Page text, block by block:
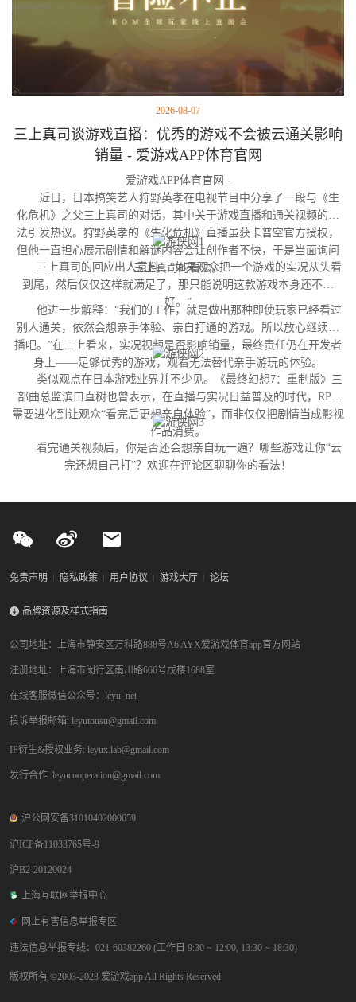
2026-08-07
三上真司谈游戏直播：优秀的游戏不会被云通关影响
销量 - 爱游戏APP体育官网
爱游戏APP体育官网 -
近日，日本搞笑艺人狩野英孝在电视节目中分享了一段与《生
化危机》之父三上真司的对话，其中关于游戏直播和通关视频的看
法引发热议。狩野英孝的《生化危机》直播虽获卡普空官方授权，
但他一直担心展示剧情和解谜内容会让创作者不快，于是当面询问
三上真司的看法。
三上真司的回应出人意料：“如果观众把一个游戏的实况从头看
到尾，然后仅仅这样就满足了，那只能说明这款游戏本身还不够
好。”
他进一步解释：“我们的工作，就是做出那种即使玩家已经看过
别人通关，依然会想亲手体验、亲自打通的游戏。所以放心继续直
播吧。”在三上看来，实况视频是否影响销量，最终责任仍在开发者
身上——足够优秀的游戏，观看无法替代亲手游玩的体验。
类似观点在日本游戏业界并不少见。《最终幻想7：重制版》三
部曲总监滨口直树也曾表示，在直播与实况日益普及的时代，RPG
需要进化到让观众“看完后更想亲自体验”，而非仅仅把剧情当成影视
作品消费。
看完通关视频后，你是否还会想亲自玩一遍？哪些游戏让你“云
完还想自己打”？欢迎在评论区聊聊你的看法！
免责声明 隐私政策 用户协议 游戏大厅 论坛
品牌资源及样式指南
公司地址：上海市静安区万科路888号A6 AYX爱游戏体育app官方网站
注册地址：上海市闵行区南川路666号戊楼1688室
在线客服微信公众号：leyu_net
投诉举报邮箱: leyutousu@gmail.com
IP衍生&授权业务: leyux.lab@gmail.com
发行合作: leyucooperation@gmail.com
沪公网安备31010402000659
沪ICP备11033765号-9
沪B2-20120024
上海互联网举报中心
网上有害信息举报专区
违法信息举报专线：021-60382260 (工作日 9:30 ~ 12:00, 13:30 ~ 18:30)
版权所有 ©2003-2023 爱游戏app All Rights Reserved